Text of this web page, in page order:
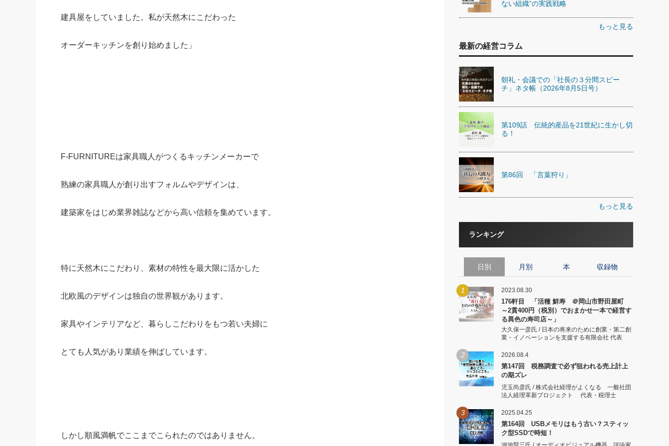
建具屋をしていました。私が天然木にこだわった
オーダーキッチンを創り始めました」
F-FURNITUREは家具職人がつくるキッチンメーカーで
熟練の家具職人が創り出すフォルムやデザインは、
建築家をはじめ業界雑誌などから高い信頼を集めています。
特に天然木にこだわり、素材の特性を最大限に活かした
北欧風のデザインは独自の世界観があります。
家具やインテリアなど、暮らしこだわりをもつ若い夫婦に
とても人気があり業績を伸ばしています。
しかし順風満帆でここまでこられたのではありません。
ない組織”の実践戦略
もっと見る
最新の経営コラム
朝礼・会議での「社長の３分間スピー
チ」ネタ帳（2026年8月5日号）
第109話 伝統的産品を21世紀に生かし切
る！
第86回 「言葉狩り」
もっと見る
ランキング
日別 月別 本 収録物
1 2023.08.30
176軒目 「活種 鮮寿 ＠岡山市野田屋町
～2貫400円（税別）でおまかせ一本で経営す
る異色の寿司店～」
大久保一彦氏 / 日本の将来のために創業・第二創
業・イノベーションを支援する有限会社 代表
2 2026.08.4
第147回 税務調査で必ず狙われる売上計上
の期ズレ
児玉尚彦氏 / 株式会社経理がよくなる 一般社団
法人経理革新プロジェクト 代表・税理士
3 2025.04.25
第164回 USBメモリはもう古い？スティッ
ク型SSDで時短！